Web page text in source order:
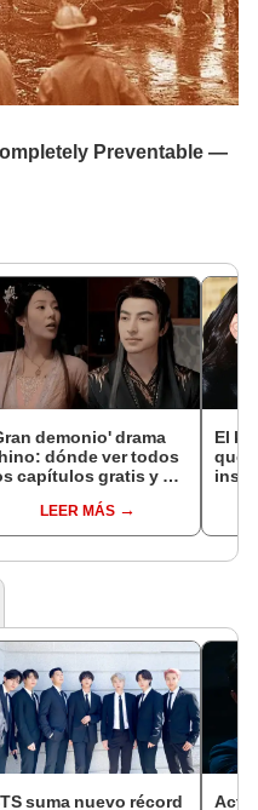
demonio' drama
dónde ver todos
capítulos gratis y en
LEER MÁS
El k-
que
suma nuevo récord